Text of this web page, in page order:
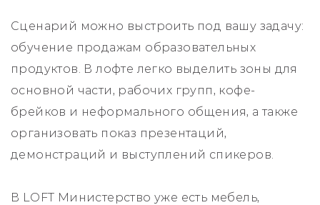
Сценарий можно выстроить под вашу задачу:
обучение продажам образовательных
продуктов. В лофте легко выделить зоны для
основной части, рабочих групп, кофе-
брейков и неформального общения, а также
организовать показ презентаций,
демонстраций и выступлений спикеров.
В LOFT Министерство уже есть мебель,